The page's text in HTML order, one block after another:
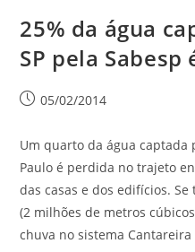
25% da água
SP pela
05/02/2014
Um quarto da água captada
Paulo é perdida no trajeto
das casas e dos edifícios.
(2 milhões de metros
chuva no sistema